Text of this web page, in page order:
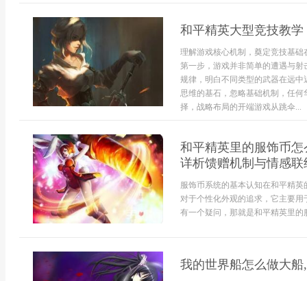
和平精英大型竞技教
理解游戏核心机制，奠定竞技基
第一步，游戏并非简单的遭遇与
规律，明白不同类型的武器在远
思维的基石，忽略基础机制，任
择，战略布局的开端游戏从跳伞...
和平精英里的服饰币
详析馈赠机制与情感联
服饰币系统的基本认知在和平精
对于个性化外观的追求，它主要
有一个疑问，那就是和平精英里
我的世界船怎么做大